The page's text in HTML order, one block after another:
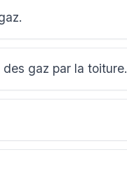
gaz par la toiture.